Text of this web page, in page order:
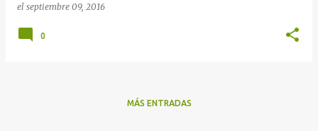
el septiembre 09, 2016
0
MÁS ENTRADAS